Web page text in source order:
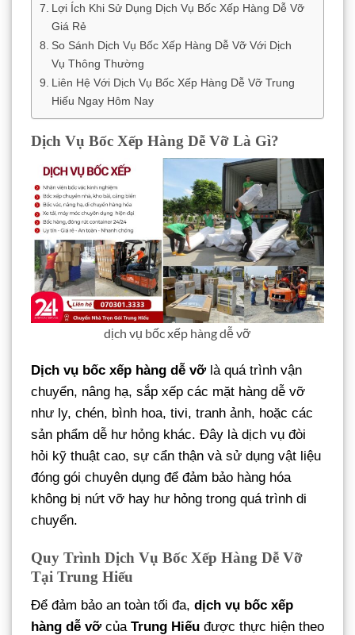
Lợi Ích Khi Sử Dụng Dịch Vụ Bốc Xếp Hàng Dễ Vỡ
Giá Rẻ
So Sánh Dịch Vụ Bốc Xếp Hàng Dễ Vỡ Với Dịch
Vụ Thông Thường
Liên Hệ Với Dịch Vụ Bốc Xếp Hàng Dễ Vỡ Trung
Hiếu Ngay Hôm Nay
Dịch Vụ Bốc Xếp Hàng Dễ Vỡ Là Gì?
dịch vụ bốc xếp hàng dễ vỡ
Dịch vụ bốc xếp hàng dễ vỡlà quá trình vận
chuyển, nâng hạ, sắp xếp các mặt hàng dễ vỡ
như ly, chén, bình hoa, tivi, tranh ảnh, hoặc các
sản phẩm dễ hư hỏng khác. Đây là dịch vụ đòi
hỏi kỹ thuật cao, sự cẩn thận và sử dụng vật liệu
đóng gói chuyên dụng để đảm bảo hàng hóa
không bị nứt vỡ hay hư hỏng trong quá trình di
chuyển.
Quy Trình Dịch Vụ Bốc Xếp Hàng Dễ Vỡ
Tại Trung Hiếu
Để đảm bảo an toàn tối đa, dịch vụ bốc xếp
hàng dễ vỡcủa Trung Hiếu được thực hiện theo